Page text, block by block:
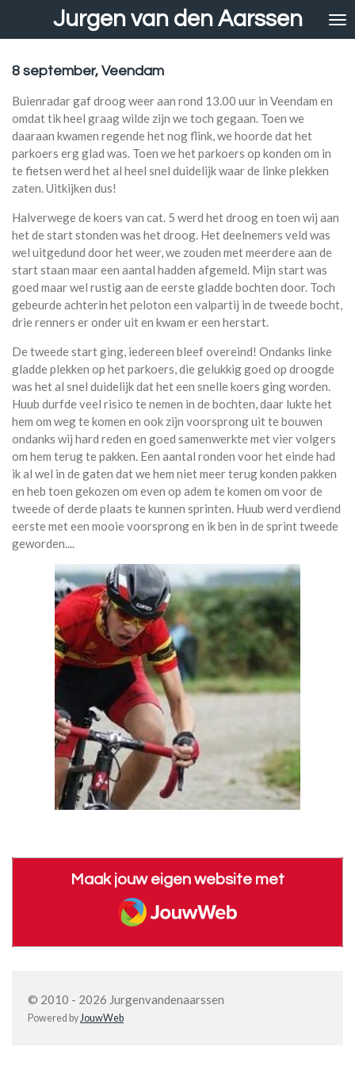
de
Jurgen van den Aarssen
8 september, Veendam
Buienradar gaf droog weer aan rond 13.00 uur in Veendam en
omdat tik heel graag wilde zijn we toch gegaan. Toen we
daaraan kwamen regende het nog flink, we hoorde dat het
parkoers erg glad was. Toen we het parkoers op konden om in
te fietsen werd het al heel snel duidelijk waar de linke plekken
zaten. Uitkijken dus!
Halverwege de koers van cat. 5 werd het droog en toen wij aan
het de start stonden was het droog. Het deelnemers veld was
wel uitgedund door het weer, we zouden met meerdere aan de
start staan maar een aantal hadden afgemeld. Mijn start was
goed maar wel rustig aan de eerste gladde bochten door. Toch
gebeurde achterin het peloton een valpartij in de tweede bocht,
drie renners er onder uit en kwam er een herstart.
De tweede start ging, iedereen bleef overeind! Ondanks linke
gladde plekken op het parkoers, die gelukkig goed op droogde
was het al snel duidelijk dat het een snelle koers ging worden.
Huub durfde veel risico te nemen in de bochten, daar lukte het
hem om weg te komen en ook zijn voorsprong uit te bouwen
ondanks wij hard reden en goed samenwerkte met vier volgers
om hem terug te pakken. Een aantal ronden voor het einde had
ik al wel in de gaten dat we hem niet meer terug konden pakken
en heb toen gekozen om even op adem te komen om voor de
tweede of derde plaats te kunnen sprinten. Huub werd verdiend
eerste met een mooie voorsprong en ik ben in de sprint tweede
geworden....
Maak jouw eigen website met
JouwWeb
© 2010 - 2026 Jurgenvandenaarssen
Powered byJouwWeb